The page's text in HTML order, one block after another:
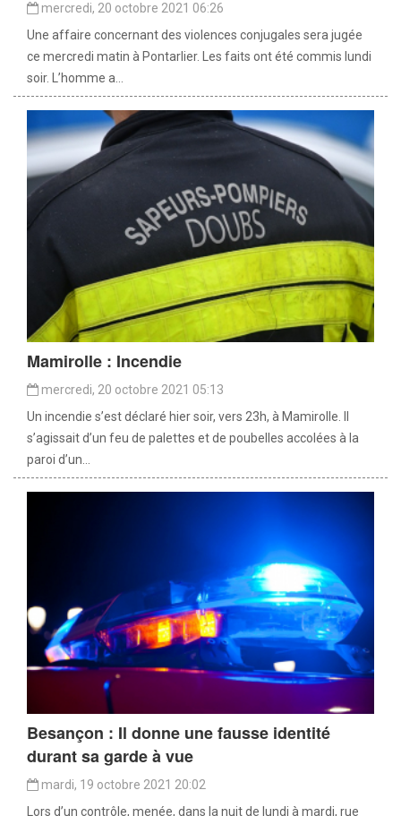
mercredi, 20 octobre 2021 06:26
Une affaire concernant des violences conjugales sera jugée
ce mercredi matin à Pontarlier. Les faits ont été commis lundi
soir. L’homme a...
Mamirolle : Incendie
mercredi, 20 octobre 2021 05:13
Un incendie s’est déclaré hier soir, vers 23h, à Mamirolle. Il
s’agissait d’un feu de palettes et de poubelles accolées à la
paroi d’un...
Besançon : Il donne une fausse identité
durant sa garde à vue
mardi, 19 octobre 2021 20:02
Lors d’un contrôle, menée, dans la nuit de lundi à mardi, rue